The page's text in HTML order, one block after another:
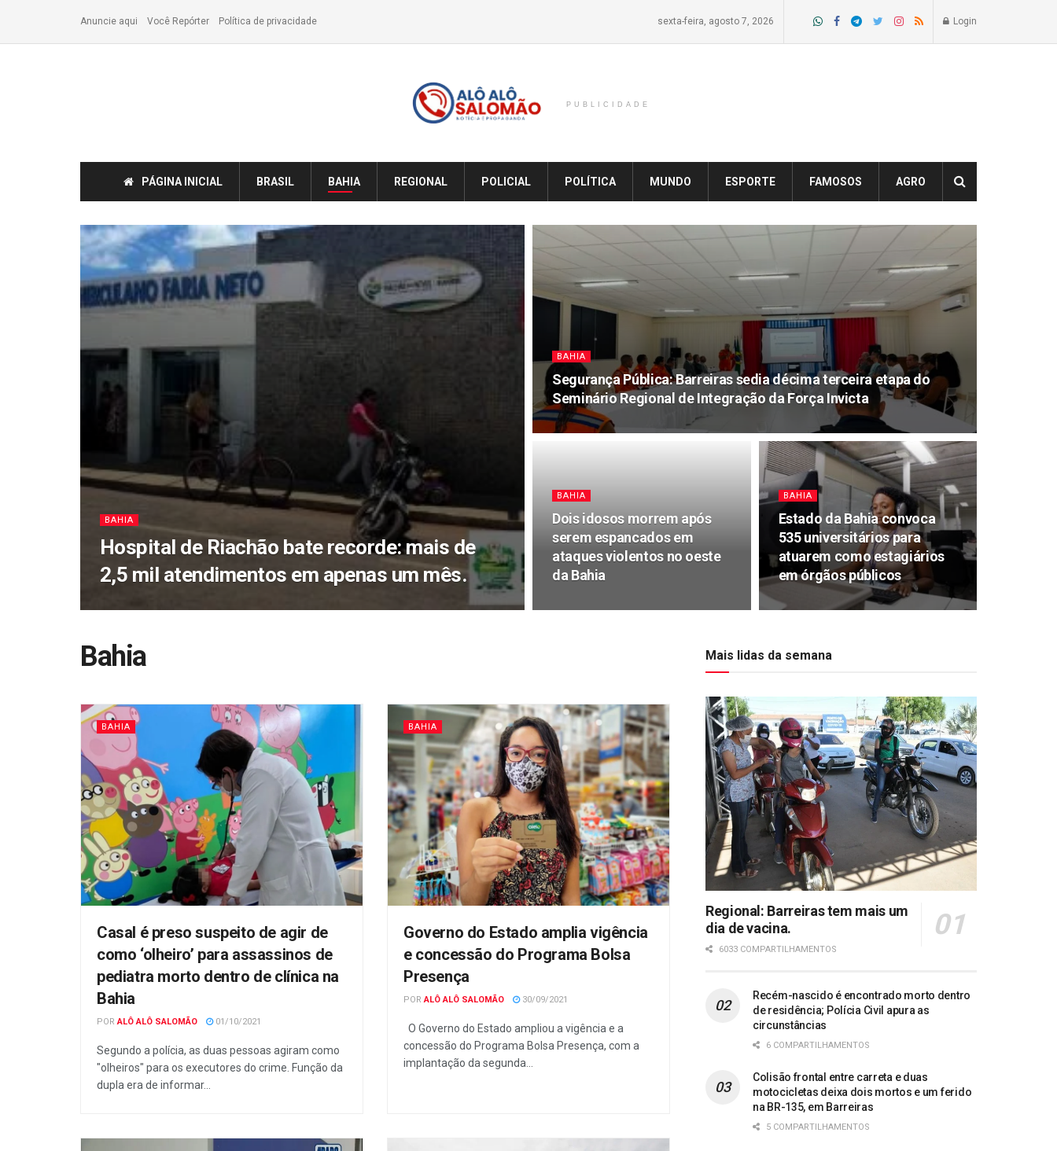
Anuncie aqui Você Repórter Política de privacidade sexta-feira, agosto 7, 2026 Login
PUBLICIDADE
PÁGINA INICIAL BRASIL BAHIA REGIONAL POLICIAL POLÍTICA MUNDO ESPORTE FAMOSOS AGRO
BAHIA
Hospital de Riachão bate recorde: mais de
2,5 mil atendimentos em apenas um mês.
BAHIA
Segurança Pública: Barreiras sedia décima terceira etapa do
Seminário Regional de Integração da Força Invicta
BAHIA
Dois idosos morrem após
serem espancados em
ataques violentos no oeste
da Bahia
BAHIA
Estado da Bahia convoca
535 universitários para
atuarem como estagiários
em órgãos públicos
Bahia
BAHIA
Casal é preso suspeito de agir de
como ‘olheiro’ para assassinos de
pediatra morto dentro de clínica na
Bahia
POR ALÔ ALÔ SALOMÃO 01/10/2021
Segundo a polícia, as duas pessoas agiram como
"olheiros" para os executores do crime. Função da
dupla era de informar...
BAHIA
Governo do Estado amplia vigência
e concessão do Programa Bolsa
Presença
POR ALÔ ALÔ SALOMÃO 30/09/2021
O Governo do Estado ampliou a vigência e a
concessão do Programa Bolsa Presença, com a
implantação da segunda...
Mais lidas da semana
Regional: Barreiras tem mais um
dia de vacina.
6033 COMPARTILHAMENTOS
Recém-nascido é encontrado morto dentro
de residência; Polícia Civil apura as
circunstâncias
6 COMPARTILHAMENTOS
Colisão frontal entre carreta e duas
motocicletas deixa dois mortos e um ferido
na BR-135, em Barreiras
5 COMPARTILHAMENTOS